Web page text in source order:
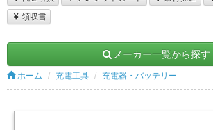
領収書
メーカー一覧から探す
ホーム 充電工具 充電器・バッテリー